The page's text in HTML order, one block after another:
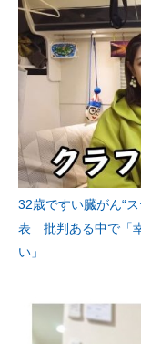
32歳ですい臓がん“
表 批判ある中で「
い」